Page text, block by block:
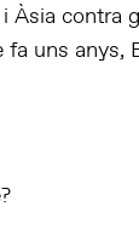
Àsia contra
fa uns